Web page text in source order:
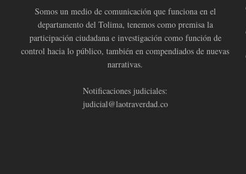
Somos un medio de comunicación que funciona en el
departamento del Tolima, tenemos como premisa la
participación ciudadana e investigación como función de
control hacia lo público, también en compendiados de nuevas
narrativas.
Notificaciones judiciales:
judicial@laotraverdad.co